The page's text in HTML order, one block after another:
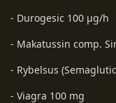
- Durogesic 100 µg/h
- Makatussin comp.
- Rybelsus
- Viagra 100 mg